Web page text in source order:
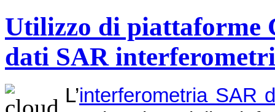
Utilizzo di piattaforme
dati SAR
L’interferometria SAR